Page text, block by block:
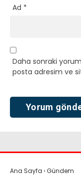
Ad *
Daha sonraki
posta adresim ve
Ana Sayfa ›Gündem